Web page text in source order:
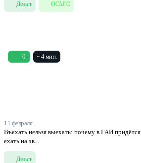
Деньги ОСАГО
0 ~ 4 мин.
11 февраля
Въехать нельзя выехать: почему в ГАИ придётся
ехать на эв...
Деньги